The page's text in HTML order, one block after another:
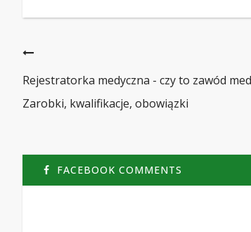
Rejestratorka medyczna - czy to zawód
Zarobki, kwalifikacje, obowiązki
FACEBOOK COMMENTS